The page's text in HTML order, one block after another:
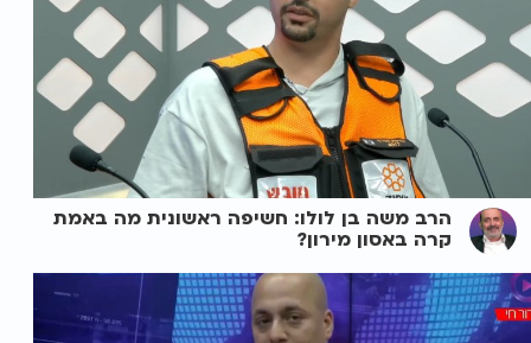
הרב משה בן לולו: חשיפה ראשונית מה באמת
קרה באסון מירון?